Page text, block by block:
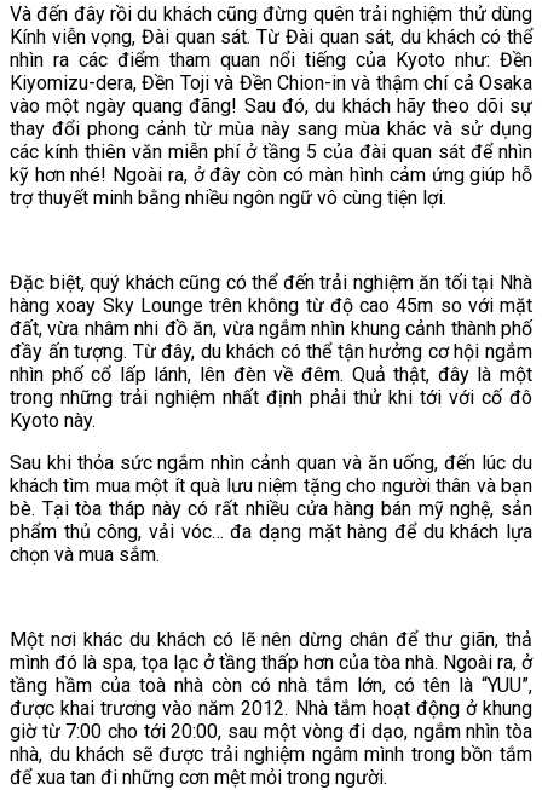
Và đến đây rồi du khách cũng đừng quên trải nghiệm thử dùng
Kính viễn vọng, Đài quan sát. Từ Đài quan sát, du khách có thể
nhìn ra các điểm tham quan nổi tiếng của Kyoto như: Đền
Kiyomizu-dera, Đền Toji và Đền Chion-in và thậm chí cả Osaka
vào một ngày quang đãng! Sau đó, du khách hãy theo dõi sự
thay đổi phong cảnh từ mùa này sang mùa khác và sử dụng
các kính thiên văn miễn phí ở tầng 5 của đài quan sát để nhìn
kỹ hơn nhé! Ngoài ra, ở đây còn có màn hình cảm ứng giúp hỗ
trợ thuyết minh bằng nhiều ngôn ngữ vô cùng tiện lợi.
Đặc biệt, quý khách cũng có thể đến trải nghiệm ăn tối tại Nhà
hàng xoay Sky Lounge trên không từ độ cao 45m so với mặt
đất, vừa nhâm nhi đồ ăn, vừa ngắm nhìn khung cảnh thành phố
đầy ấn tượng. Từ đây, du khách có thể tận hưởng cơ hội ngắm
nhìn phố cổ lấp lánh, lên đèn về đêm. Quả thật, đây là một
trong những trải nghiệm nhất định phải thử khi tới với cố đô
Kyoto này.
Sau khi thỏa sức ngắm nhìn cảnh quan và ăn uống, đến lúc du
khách tìm mua một ít quà lưu niệm tặng cho người thân và bạn
bè. Tại tòa tháp này có rất nhiều cửa hàng bán mỹ nghệ, sản
phẩm thủ công, vải vóc… đa dạng mặt hàng để du khách lựa
chọn và mua sắm.
Một nơi khác du khách có lẽ nên dừng chân để thư giãn, thả
mình đó là spa, tọa lạc ở tầng thấp hơn của tòa nhà. Ngoài ra, ở
tầng hầm của toà nhà còn có nhà tắm lớn, có tên là “YUU”,
được khai trương vào năm 2012. Nhà tắm hoạt động ở khung
giờ từ 7:00 cho tới 20:00, sau một vòng đi dạo, ngắm nhìn tòa
nhà, du khách sẽ được trải nghiệm ngâm mình trong bồn tắm
để xua tan đi những cơn mệt mỏi trong người.